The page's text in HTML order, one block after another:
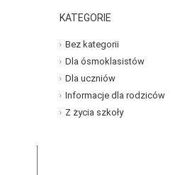
KATEGORIE
Bez kategorii
Dla ósmoklasistów
Dla uczniów
Informacje dla rodziców
Z życia szkoły